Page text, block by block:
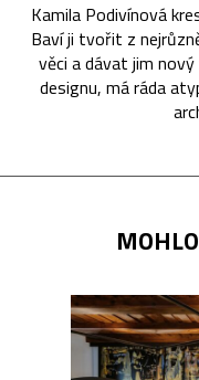
Kamila Podivínová
Baví ji tvořit z
věci a dávat jim
designu, má ráda